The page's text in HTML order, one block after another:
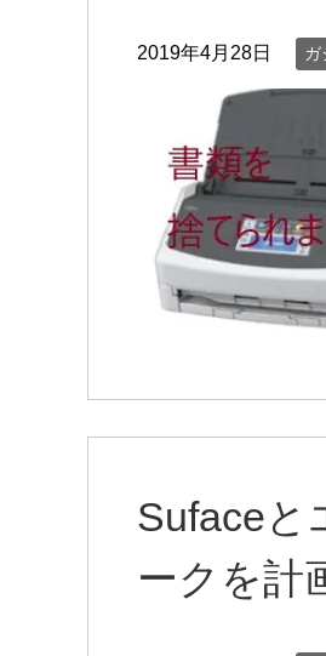
2019年4月28日 ガ
Sufaceと
ークを計